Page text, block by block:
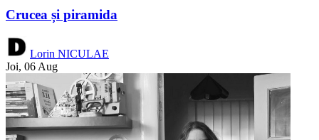
Crucea și piramida
Lorin NICULAE
Joi, 06 Aug